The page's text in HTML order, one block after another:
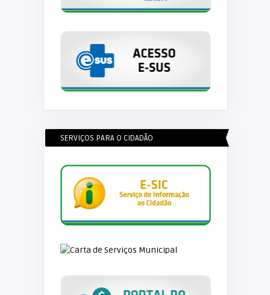
SERVIÇOS PARA O CIDADÃO